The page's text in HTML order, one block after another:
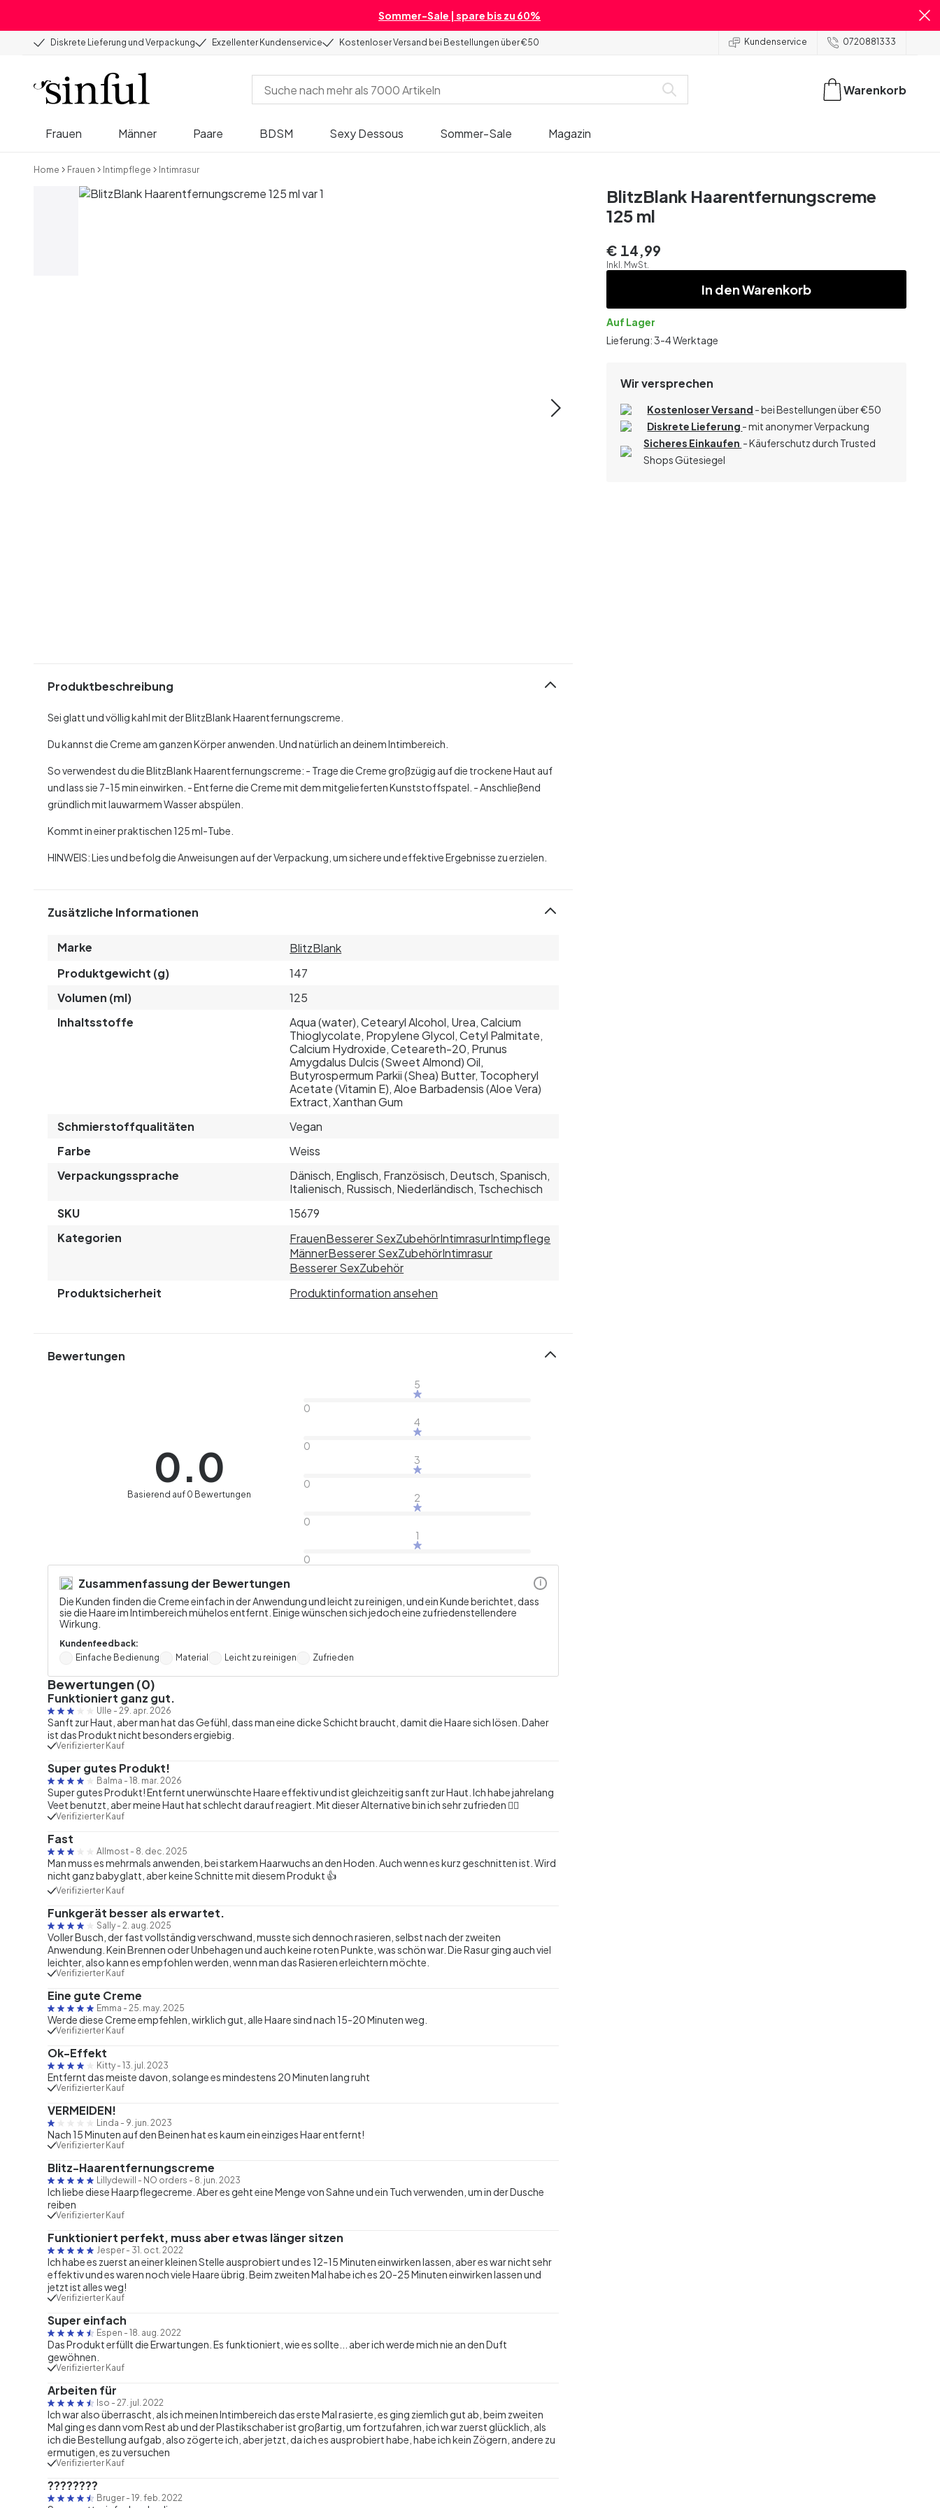
Sommer-Sale | spare bis zu 60%
Diskrete Lieferung und Verpackung Exzellenter Kundenservice Kostenloser Versand bei Bestellungen über €50 Kundenservice 0720881333
Frauen Männer Paare BDSM Sexy Dessous Sommer-Sale Magazin
Warenkorb
Home Frauen Intimpflege Intimrasur
BlitzBlank Haarentfernungscreme
125 ml
€ 14,99
Inkl. MwSt.
In den Warenkorb
Auf Lager
Lieferung: 3-4 Werktage
Wir versprechen
Kostenloser Versand - bei Bestellungen über€50
Diskrete Lieferung - mit anonymer Verpackung
Sicheres Einkaufen - Käuferschutz durch Trusted
Shops Gütesiegel
Produktbeschreibung
Sei glatt und völlig kahl mit der BlitzBlank Haarentfernungscreme.
Du kannst die Creme am ganzen Körper anwenden. Und natürlich an deinem Intimbereich.
So verwendest du die BlitzBlank Haarentfernungscreme: - Trage die Creme großzügig auf die trockene Haut auf
und lass sie 7-15 min einwirken. - Entferne die Creme mit dem mitgelieferten Kunststoffspatel. - Anschließend
gründlich mit lauwarmem Wasser abspülen.
Kommt in einer praktischen 125 ml-Tube.
HINWEIS: Lies und befolg die Anweisungen auf der Verpackung, um sichere und effektive Ergebnisse zu erzielen.
Zusätzliche Informationen
Marke
BlitzBlank
Produktgewicht (g)
147
Volumen (ml)
125
Inhaltsstoffe
Aqua (water), Cetearyl Alcohol, Urea, Calcium
Thioglycolate, Propylene Glycol, Cetyl Palmitate,
Calcium Hydroxide, Ceteareth-20, Prunus
Amygdalus Dulcis (Sweet Almond) Oil,
Butyrospermum Parkii (Shea) Butter, Tocopheryl
Acetate (Vitamin E), Aloe Barbadensis (Aloe Vera)
Extract, Xanthan Gum
Schmierstoffqualitäten
Vegan
Farbe
Weiss
Verpackungssprache
Dänisch, Englisch, Französisch, Deutsch, Spanisch,
Italienisch, Russisch, Niederländisch, Tschechisch
SKU
15679
Kategorien
FrauenBesserer SexZubehörIntimrasurIntimpflege
MännerBesserer SexZubehörIntimrasur
Besserer SexZubehör
Produktsicherheit
Produktinformation ansehen
Bewertungen
0.0
Basierend auf 0 Bewertungen
5
0
4
0
3
0
2
0
1
0
Zusammenfassung der Bewertungen
Die Kunden finden die Creme einfach in der Anwendung und leicht zu reinigen, und ein Kunde berichtet, dass
sie die Haare im Intimbereich mühelos entfernt. Einige wünschen sich jedoch eine zufriedenstellendere
Wirkung.
Kundenfeedback:
Einfache Bedienung
Material Leicht zu reinigen Zufrieden
i
Bewertungen (0)
Funktioniert ganz gut.
Ulle - 29. apr. 2026
Sanft zur Haut, aber man hat das Gefühl, dass man eine dicke Schicht braucht, damit die Haare sich lösen. Daher
ist das Produkt nicht besonders ergiebig.
Verifizierter Kauf
Super gutes Produkt!
Balma - 18. mar. 2026
Super gutes Produkt! Entfernt unerwünschte Haare effektiv und ist gleichzeitig sanft zur Haut. Ich habe jahrelang
Veet benutzt, aber meine Haut hat schlecht darauf reagiert. Mit dieser Alternative bin ich sehr zufrieden 👍🏻
Verifizierter Kauf
Fast
Allmost - 8. dec. 2025
Man muss es mehrmals anwenden, bei starkem Haarwuchs an den Hoden. Auch wenn es kurz geschnitten ist. Wird
nicht ganz babyglatt, aber keine Schnitte mit diesem Produkt 👍
Verifizierter Kauf
Funkgerät besser als erwartet.
Sally - 2. aug. 2025
Voller Busch, der fast vollständig verschwand, musste sich dennoch rasieren, selbst nach der zweiten
Anwendung. Kein Brennen oder Unbehagen und auch keine roten Punkte, was schön war. Die Rasur ging auch viel
leichter, also kann es empfohlen werden, wenn man das Rasieren erleichtern möchte.
Verifizierter Kauf
Eine gute Creme
Emma - 25. may. 2025
Werde diese Creme empfehlen, wirklich gut, alle Haare sind nach 15-20 Minuten weg.
Verifizierter Kauf
Ok-Effekt
Kitty - 13. jul. 2023
Entfernt das meiste davon, solange es mindestens 20 Minuten lang ruht
Verifizierter Kauf
VERMEIDEN!
Linda - 9. jun. 2023
Nach 15 Minuten auf den Beinen hat es kaum ein einziges Haar entfernt!
Verifizierter Kauf
Blitz-Haarentfernungscreme
Lillydewill - NO orders - 8. jun. 2023
Ich liebe diese Haarpflegecreme. Aber es geht eine Menge von Sahne und ein Tuch verwenden, um in der Dusche
reiben
Verifizierter Kauf
Funktioniert perfekt, muss aber etwas länger sitzen
Jesper - 31. oct. 2022
Ich habe es zuerst an einer kleinen Stelle ausprobiert und es 12-15 Minuten einwirken lassen, aber es war nicht sehr
effektiv und es waren noch viele Haare übrig. Beim zweiten Mal habe ich es 20-25 Minuten einwirken lassen und
jetzt ist alles weg!
Verifizierter Kauf
Super einfach
Espen - 18. aug. 2022
Das Produkt erfüllt die Erwartungen. Es funktioniert, wie es sollte... aber ich werde mich nie an den Duft
gewöhnen.
Verifizierter Kauf
Arbeiten für
Iso - 27. jul. 2022
Ich war also überrascht, als ich meinen Intimbereich das erste Mal rasierte, es ging ziemlich gut ab, beim zweiten
Mal ging es dann vom Rest ab und der Plastikschaber ist großartig, um fortzufahren, ich war zuerst glücklich, als
ich die Bestellung aufgab, also zögerte ich, aber jetzt, da ich es ausprobiert habe, habe ich kein Zögern, andere zu
ermutigen, es zu versuchen
Verifizierter Kauf
????????
Bruger - 19. feb. 2022